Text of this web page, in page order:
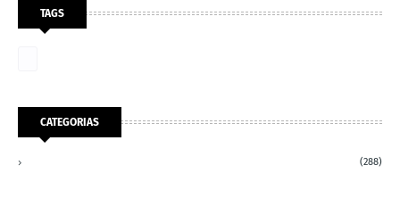
TAGS
CATEGORIAS
(288)